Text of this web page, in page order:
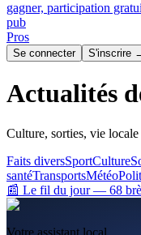
gagner, participation
pub
Pros
Se connecter S'inscrire
Actualités
Culture, sorties, vie
Faits diversSportCulture
santéTransportsMétéo
📰 Le fil du jour— 68
Votre assistant local